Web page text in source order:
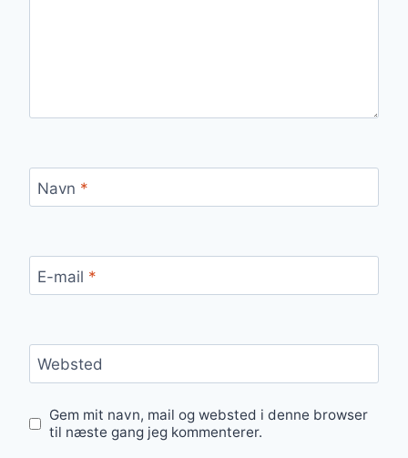
Navn *
E-mail *
Websted
Gem mit navn, mail og websted i denne browser
til næste gang jeg kommenterer.